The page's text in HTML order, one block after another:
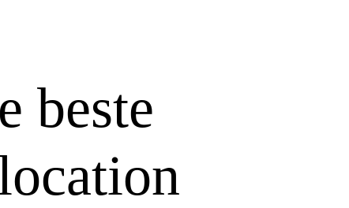
beste